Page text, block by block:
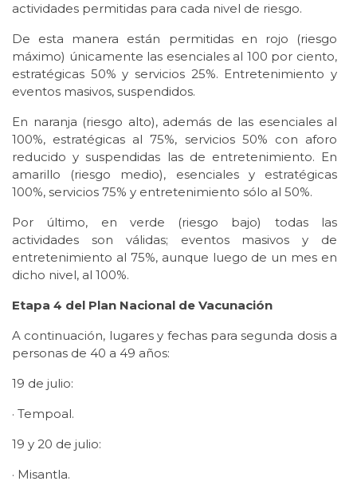
actividades permitidas para cada nivel de riesgo.
De esta manera están permitidas en rojo (riesgo
máximo) únicamente las esenciales al 100 por ciento,
estratégicas 50% y servicios 25%. Entretenimiento y
eventos masivos, suspendidos.
En naranja (riesgo alto), además de las esenciales al
100%, estratégicas al 75%, servicios 50% con aforo
reducido y suspendidas las de entretenimiento. En
amarillo (riesgo medio), esenciales y estratégicas
100%, servicios 75% y entretenimiento sólo al 50%.
Por último, en verde (riesgo bajo) todas las
actividades son válidas; eventos masivos y de
entretenimiento al 75%, aunque luego de un mes en
dicho nivel, al 100%.
Etapa 4 del Plan Nacional de Vacunación
A continuación, lugares y fechas para segunda dosis a
personas de 40 a 49 años:
19 de julio:
· Tempoal.
19 y 20 de julio:
· Misantla.